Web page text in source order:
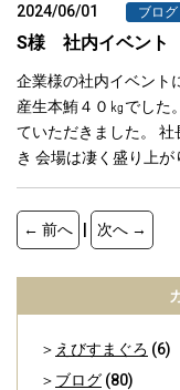
2024/06/01 ブログ
S様 社内イベント
企業様の社内イベント
産生本鮪４０㎏でした
ていただきました。
き 会場は凄く盛り上
← 前へ 次へ →
えびすまぐろ (6)
ブログ (80)